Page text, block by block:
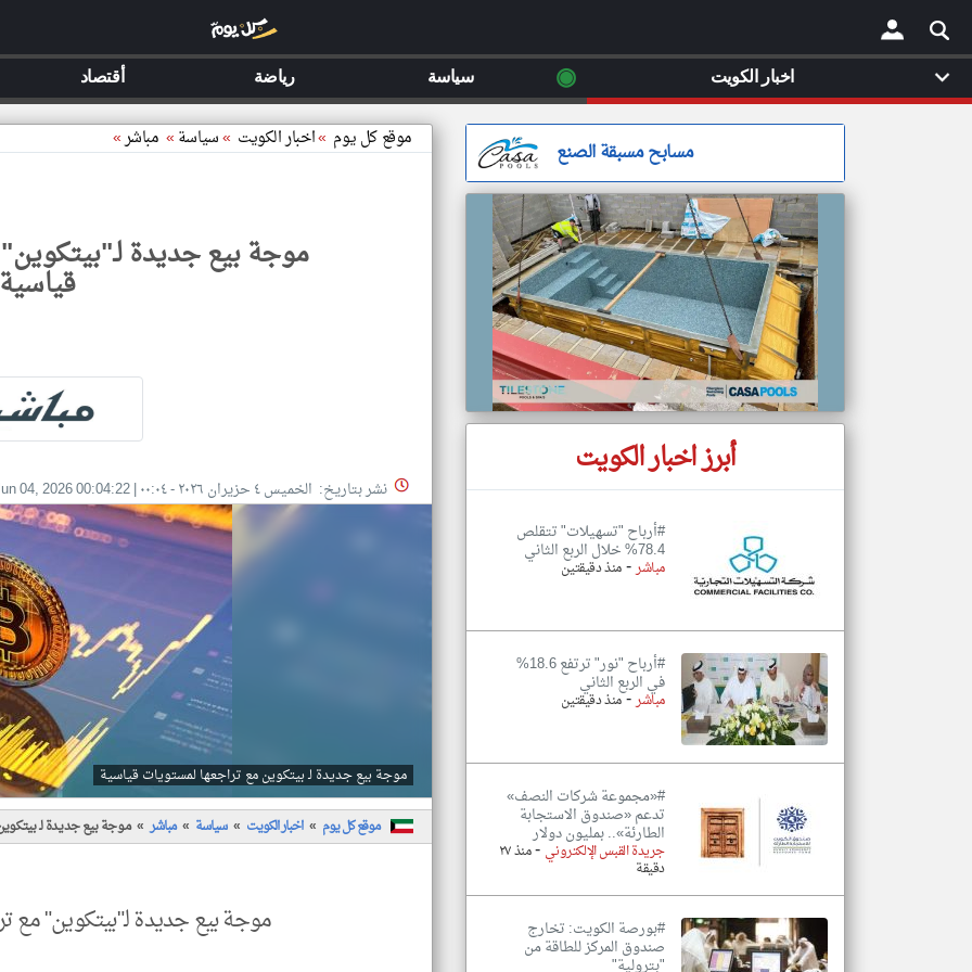
× موقع كل يوم »اخبار الكويت »سياسة» مباشر»
موجة بيع جديدة
قياسية
نشر بتاريخ: الخميس ٤ حزيران ٢٠٢٦ - ٠٠:٠٤ |
04, 2026 00:04:22
موجة بيع جديدة لـ بيتكوين مع تراجعها لمستويات قياسية
موقع كل يوم اخبار الكويت سياسة مباشر موجة بيع جديدة لـ
موجة بيع جديدة لـ"بيتكوين" مع
مسابح مسبقة الصنع
أبرز اخبار الكويت
#أرباح "تسهيلات" تتقلص
78.4% خلال الربع الثاني
مباشر-منذ دقيقتين
#أرباح "نور" ترتفع 18.6%
في الربع الثاني
مباشر-منذ دقيقتين
#«مجموعة شركات النصف»
تدعم «صندوق الاستجابة
الطارئة».. بمليون دولار
جريدة القبس الإلكتروني - منذ ٢٧
دقيقة
#بورصة الكويت: تخارج
صندوق المركز للطاقة من
"بترولية"
اخبار الكويت ◉ سياسة رياضة أقتصاد